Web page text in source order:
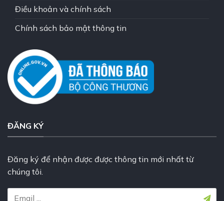
Điều khoản và chính sách
Chính sách bảo mật thông tin
ĐĂNG KÝ
Đăng ký để nhận được được thông tin mới nhất từ
chúng tôi.